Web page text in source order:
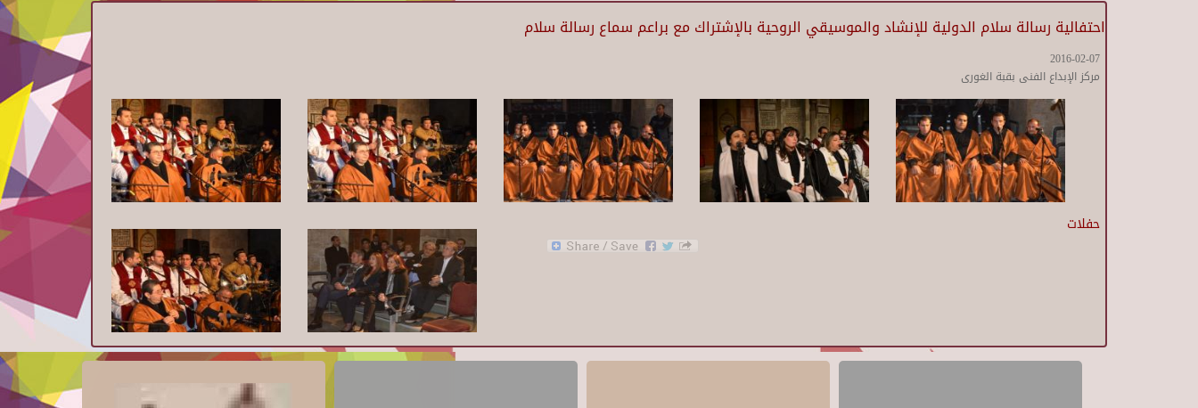
احتفالية رسالة سلام الدولية للإنشاد والموسيقي الروحية بالإشتراك مع براعم سماع رسالة سلام
2016-02-07
مركز الإبداع الفنى بقبة الغورى
حفلات